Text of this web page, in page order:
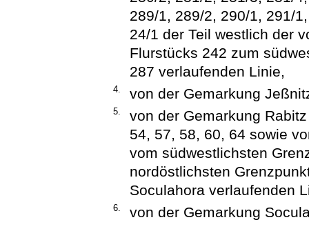
289/1, 289/2, 290/1, 291/
24/1 der Teil westlich der
Flurstücks 242 zum
287 verlaufenden Linie,
4. von der Gemarkung
5.
von der Gemarkung
54, 57, 58, 60, 64 sowie
vom südwestlichsten
nordöstlichsten
Soculahora verlaufenden
6. von der Gemarkung